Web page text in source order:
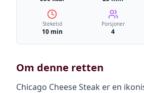
Steketid
10 min
Porsjoner
4
Om denne retten
Chicago Cheese Steak er en